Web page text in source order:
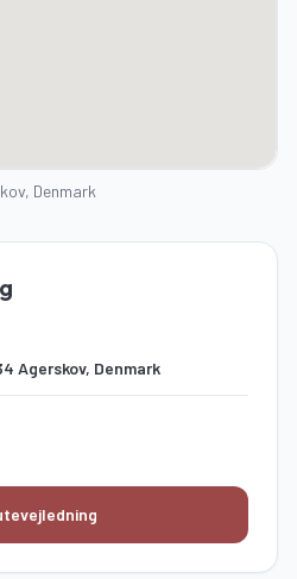
Denmark
Agerskov, Denmark